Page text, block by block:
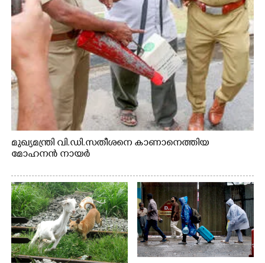
മുഖ്യമന്ത്രി വി.ഡി.സതീശനെ കാണാനെത്തിയ
മോഹനൻ നായർ